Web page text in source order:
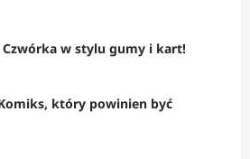
Czwórka w stylu gumy i kart!
który powinien być